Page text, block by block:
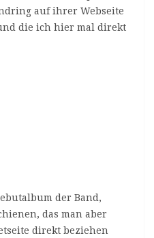
auf ihrer Webseite
die ich hier mal direkt
der Band,
das man aber
direkt beziehen